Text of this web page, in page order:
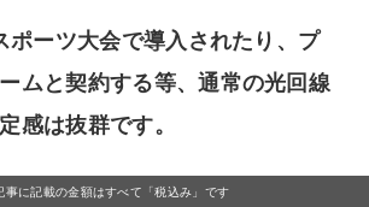
に記載の金額はすべて「税込み」です
ポーツ大会で導入されたり、プ
ムと契約する等、通常の光回線
感は抜群です。
料金は大手光回線よりも安いた